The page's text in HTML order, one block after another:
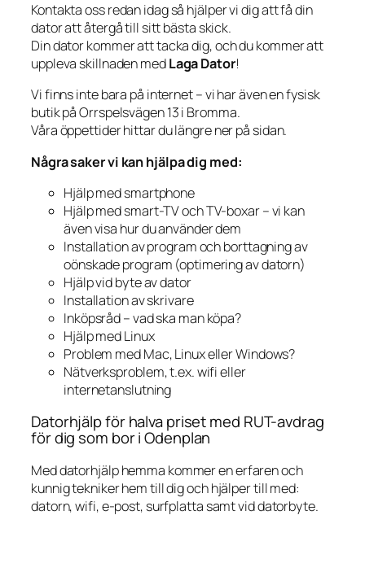
Kontakta oss redan idag så hjälper vi dig att få din
dator att återgå till sitt bästa skick.
Din dator kommer att tacka dig, och du kommer att
uppleva skillnaden medLaga Dator!
Vi finns inte bara på internet – vi har även en fysisk
butik på Orrspelsvägen 13 i Bromma.
Våra öppettider hittar du längre ner på sidan.
Några saker vi kan hjälpa dig med:
Hjälp med smartphone
Hjälp med smart-TV och TV-boxar – vi kan
även visa hur du använder dem
Installation av program och borttagning av
oönskade program (optimering av datorn)
Hjälp vid byte av dator
Installation av skrivare
Inköpsråd – vad ska man köpa?
Hjälp med Linux
Problem med Mac, Linux eller Windows?
Nätverksproblem, t.ex. wifi eller
internetanslutning
Datorhjälp för halva priset med RUT-avdrag
för dig som bor i Odenplan
Med datorhjälp hemma kommer en erfaren och
kunnig tekniker hem till dig och hjälper till med:
datorn, wifi, e-post, surfplatta samt vid datorbyte.